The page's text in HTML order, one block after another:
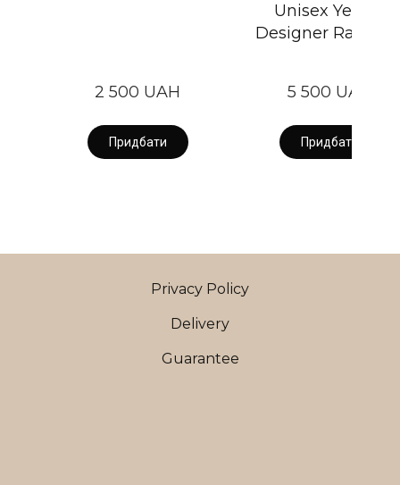
2 500 UAH
Придбати
Unisex Yellow
Designer
5 500 UAH
Придбати
Privacy Policy
Delivery
Guarantee